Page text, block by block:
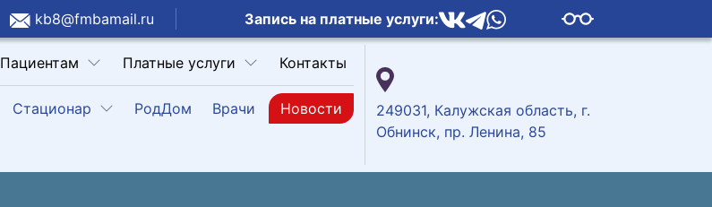
kb8@fmbamail.ru Запись на платные услуги:
Пациентам Платные услуги Контакты
Стационар РодДом Врачи Новости
249031, Калужская область, г.
Обнинск, пр. Ленина, 85